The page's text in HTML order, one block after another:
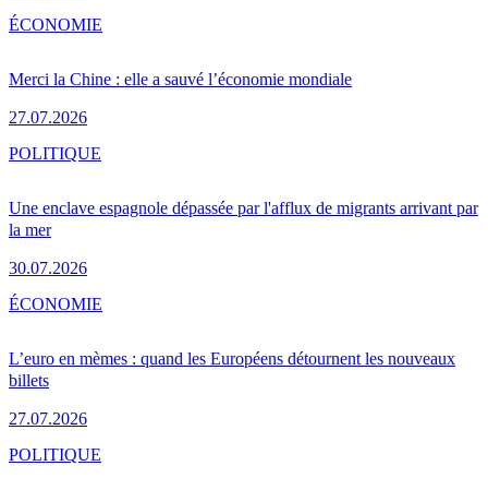
Merci la Chine : elle a sauvé l’économie mondiale
27.07.2026
ÉCONOMIE
Une enclave espagnole dépassée par l'afflux de migrants arrivant par
la mer
30.07.2026
POLITIQUE
L’euro en mèmes : quand les Européens détournent les nouveaux
billets
27.07.2026
ÉCONOMIE
POLITIQUE